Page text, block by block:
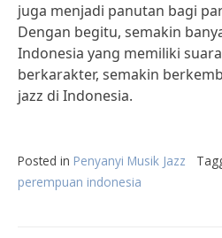
juga menjadi panutan bagi
Dengan begitu, semakin
Indonesia yang memiliki
berkarakter, semakin
jazz di Indonesia.
Posted in Penyanyi Musik Jazz
perempuan indonesia